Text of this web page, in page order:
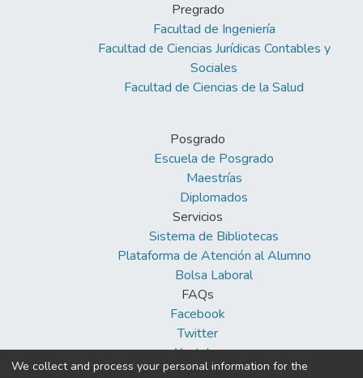
Pregrado
Facultad de Ingeniería
Facultad de Ciencias Jurídicas Contables y
Sociales
Facultad de Ciencias de la Salud
Posgrado
Escuela de Posgrado
Maestrías
Diplomados
Servicios
Sistema de Bibliotecas
Plataforma de Atención al Alumno
Bolsa Laboral
FAQs
Facebook
Twitter
Youtube
We collect and process your personal information for the